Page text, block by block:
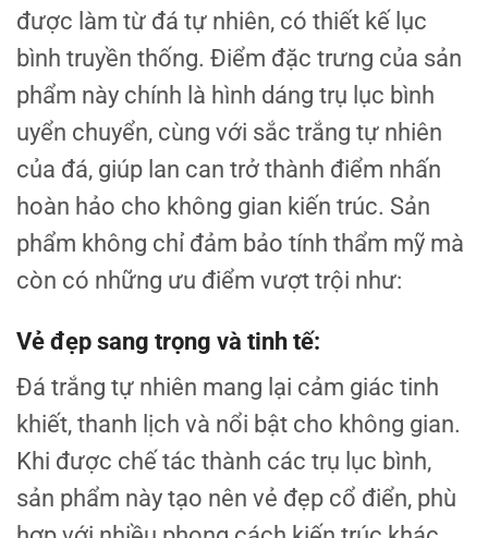
được làm từ đá tự nhiên, có thiết kế lục
bình truyền thống. Điểm đặc trưng của sản
phẩm này chính là hình dáng trụ lục bình
uyển chuyển, cùng với sắc trắng tự nhiên
của đá, giúp lan can trở thành điểm nhấn
hoàn hảo cho không gian kiến trúc. Sản
phẩm không chỉ đảm bảo tính thẩm mỹ mà
còn có những ưu điểm vượt trội như:
Vẻ đẹp sang trọng và tinh tế:
Đá trắng tự nhiên mang lại cảm giác tinh
khiết, thanh lịch và nổi bật cho không gian.
Khi được chế tác thành các trụ lục bình,
sản phẩm này tạo nên vẻ đẹp cổ điển, phù